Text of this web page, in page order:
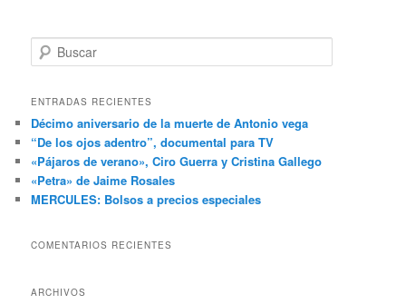
u
c
r
ENTRADAS RECIENTES
Décimo aniversario de la muerte de Antonio vega
“De los ojos adentro”, documental para TV
«Pájaros de verano», Ciro Guerra y Cristina Gallego
«Petra» de Jaime Rosales
MERCULES: Bolsos a precios especiales
COMENTARIOS RECIENTES
ARCHIVOS